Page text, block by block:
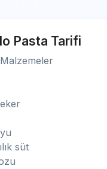
Pasta Tarifi
süt